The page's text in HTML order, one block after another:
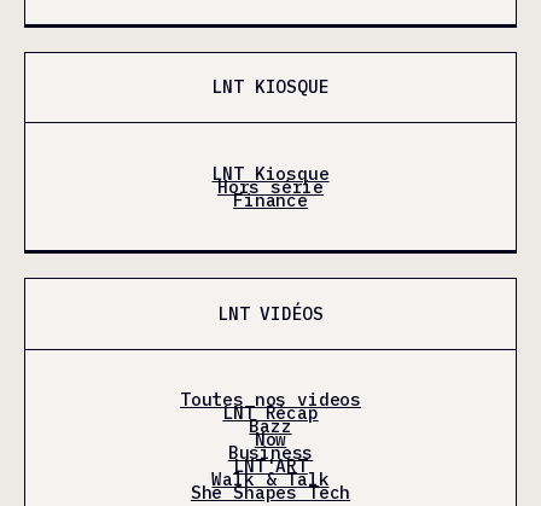
LNT KIOSQUE
LNT Kiosque
Hors série
Finance
LNT VIDÉOS
Toutes nos videos
LNT Récap
Bazz
Now
Business
LNT'ART
Walk & Talk
She Shapes Tech